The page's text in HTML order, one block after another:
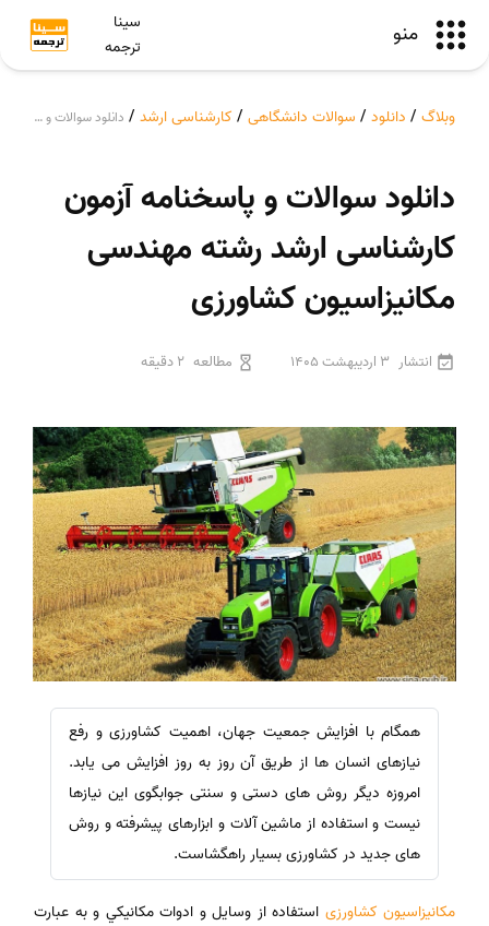
منو
سینا
ترجمه
وبلاگ / دانلود / سوالات دانشگاهی / کارشناسی ارشد / دانلود سوالات و پاسخنامه آزمون کارشناسی ارشد رشته مهندسی مکانیزاسیون کشاورزی
دانلود سوالات و پاسخنامه آزمون
کارشناسی ارشد رشته مهندسی
مکانیزاسیون کشاورزی
انتشار 3 اردیبهشت 1405 مطالعه 2 دقیقه
همگام با افزایش جمعیت جهان، اهمیت کشاورزی و رفع
نیازهای انسان ها از طریق آن روز به روز افزایش می یابد.
امروزه دیگر روش های دستی و سنتی جوابگوی این نیازها
نیست و استفاده از ماشین آلات و ابزارهای پیشرفته و روش
های جدید در کشاورزی بسیار راهگشاست.
مكانيزاسيون کشاورزی استفاده از وسايل و ادوات مكانيكي و به عبارت